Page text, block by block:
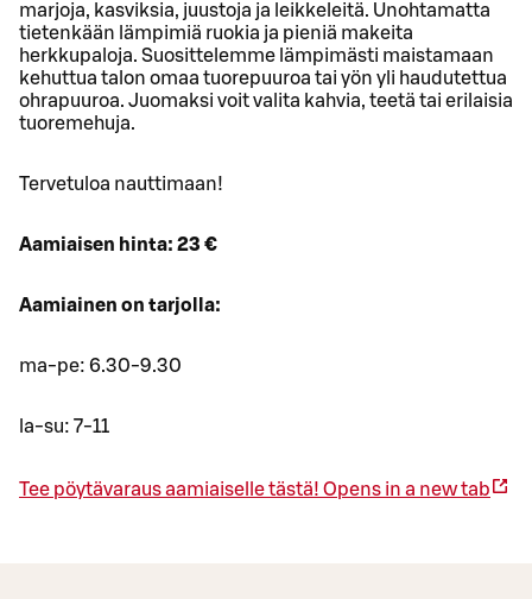
marjoja, kasviksia, juustoja ja leikkeleitä. Unohtamatta
tietenkään lämpimiä ruokia ja pieniä makeita
herkkupaloja. Suosittelemme lämpimästi maistamaan
kehuttua talon omaa tuorepuuroa tai yön yli haudutettua
ohrapuuroa. Juomaksi voit valita kahvia, teetä tai erilaisia
tuoremehuja.
Tervetuloa nauttimaan!
Aamiaisen hinta: 23 €
Aamiainen on tarjolla:
ma-pe: 6.30-9.30
la-su: 7-11
Tee pöytävaraus aamiaiselle tästä! Opens in a new tab